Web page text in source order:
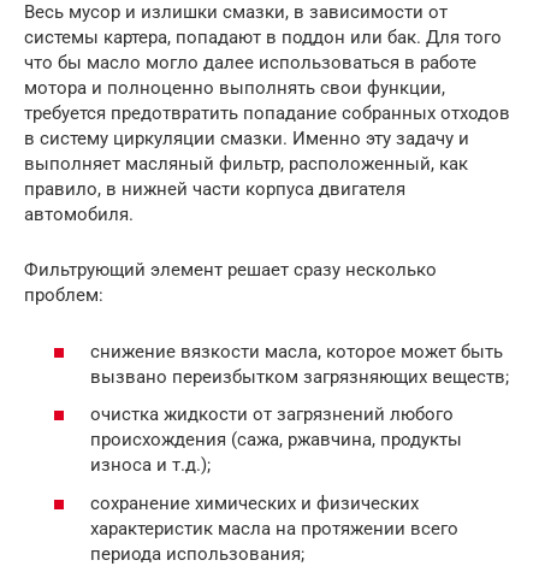
Весь мусор и излишки смазки, в зависимости от
системы картера, попадают в поддон или бак. Для того
что бы масло могло далее использоваться в работе
мотора и полноценно выполнять свои функции,
требуется предотвратить попадание собранных отходов
в систему циркуляции смазки. Именно эту задачу и
выполняет масляный фильтр, расположенный, как
правило, в нижней части корпуса двигателя
автомобиля.
Фильтрующий элемент решает сразу несколько
проблем:
снижение вязкости масла, которое может быть
вызвано переизбытком загрязняющих веществ;
очистка жидкости от загрязнений любого
происхождения (сажа, ржавчина, продукты
износа и т.д.);
сохранение химических и физических
характеристик масла на протяжении всего
периода использования;